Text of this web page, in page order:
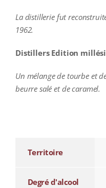
La distillerie fut
1962.
Distillers Edition
Un mélange de tourbe et
beurre salé et de caramel.
Territoire
Degré d'alcool